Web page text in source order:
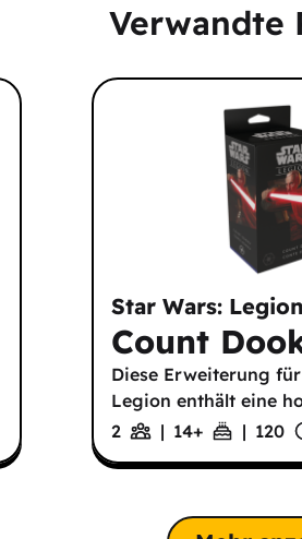
Verwandte
Star Wars: Legion
Count
Diese Erweiterung
Legion enthält eine
2
| 14+ | 120